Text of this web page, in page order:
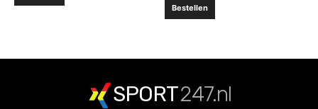
Bestellen
SPORT247.nl